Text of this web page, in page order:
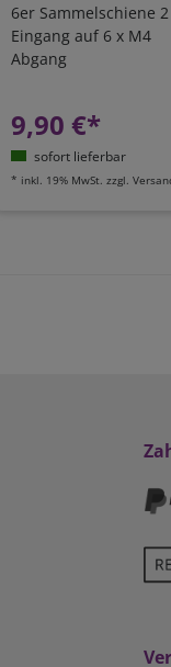
6er Sammelschiene
Eingang auf 6 x M4
Abgang
9,90 €*
sofort lieferbar
* inkl. 19% MwSt. zzgl.